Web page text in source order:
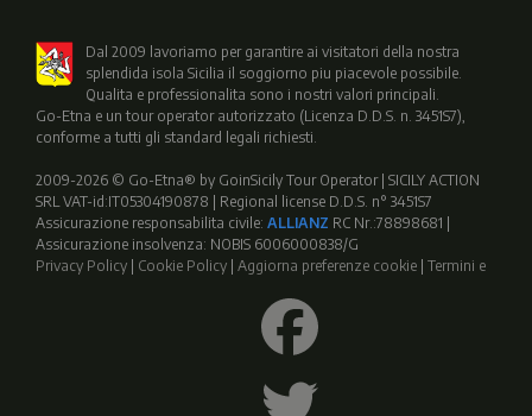
Dal 2009 lavoriamo per garantire ai visitatori della nostra
splendida isola Sicilia il soggiorno piu piacevole possibile.
Qualita e professionalita sono i nostri valori principali.
Go-Etna e un tour operator autorizzato (Licenza D.D.S. n. 3451S7),
conforme a tutti gli standard legali richiesti.
2009-2026 © Go-Etna® by GoinSicily Tour Operator | SICILY ACTION
SRL VAT-id:IT05304190878 | Regional license D.D.S. n° 3451S7
Assicurazione responsabilita civile: ALLIANZ RC Nr.:78898681 |
Assicurazione insolvenza: NOBIS 6006000838/G
Privacy Policy
Cookie Policy Aggiorna preferenze cookie Termini e